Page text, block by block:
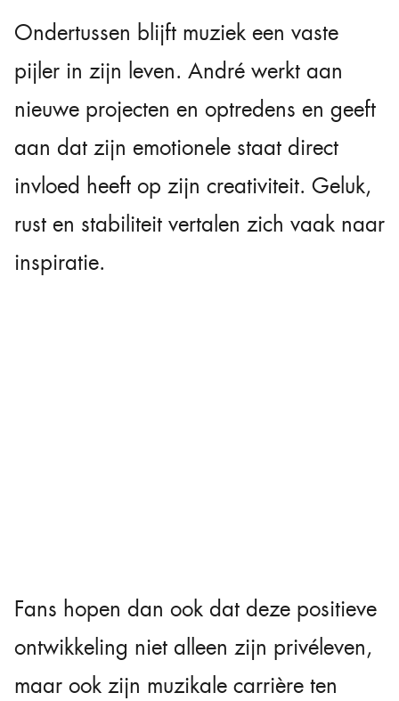
Ondertussen blijft muziek een vaste
pijler in zijn leven. André werkt aan
nieuwe projecten en optredens en geeft
aan dat zijn emotionele staat direct
invloed heeft op zijn creativiteit. Geluk,
rust en stabiliteit vertalen zich vaak naar
inspiratie.
Fans hopen dan ook dat deze positieve
ontwikkeling niet alleen zijn privéleven,
maar ook zijn muzikale carrière ten